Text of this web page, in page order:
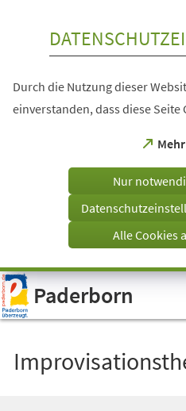
Visuelle
Assistenzsoftware
öffnen.
Durch die Nutzung dieser
einverstanden, dass diese Seite
(Öffnet
einem
Tab)
Nur
Alle Cookies
Paderborn